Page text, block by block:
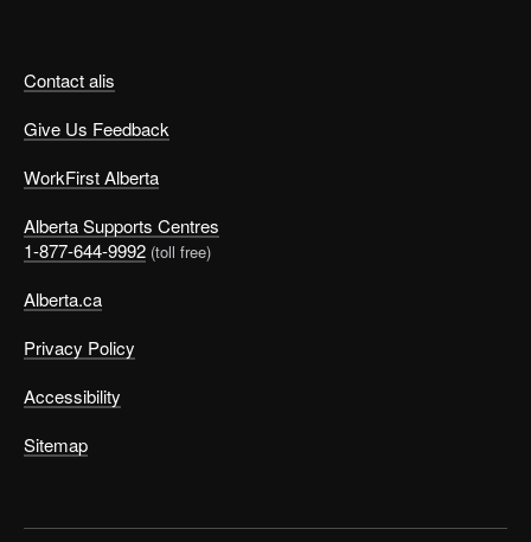
Contact alis
Give Us Feedback
WorkFirst Alberta
Alberta Supports Centres
1-877-644-9992 (toll free)
Alberta.ca
Privacy Policy
Accessibility
Sitemap